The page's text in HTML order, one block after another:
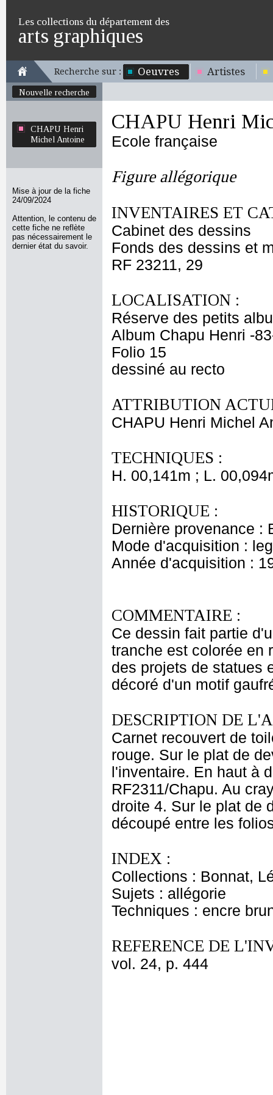
Les collections du département des
arts graphiques
Recherche sur : Oeuvres Artistes
Nouvelle recherche
CHAPU Henri
Michel Antoine
Mise à jour de la fiche
24/09/2024
Attention, le contenu de
cette fiche ne reflète
pas nécessairement le
dernier état du savoir.
CHAPU Henri
Ecole française
Figure allégorique
INVENTAIRES ET
Cabinet des dessins
Fonds des dessins et
RF 23211, 29
LOCALISATION :
Réserve des petits
Album Chapu Henri -
Folio 15
dessiné au recto
ATTRIBUTION
CHAPU Henri Michel
TECHNIQUES :
H. 00,141m ; L.
HISTORIQUE :
Dernière provenance :
Mode d'acquisition :
Année d'acquisition :
COMMENTAIRE :
Ce dessin fait partie
tranche est colorée en
des projets de statues
décoré d'un motif
DESCRIPTION DE
Carnet recouvert de
rouge. Sur le plat de
l'inventaire. En haut à
RF2311/Chapu. Au
droite 4. Sur le plat de
découpé entre les
INDEX :
Collections : Bonnat,
Sujets : allégorie
Techniques : encre
REFERENCE DE
vol. 24, p. 444